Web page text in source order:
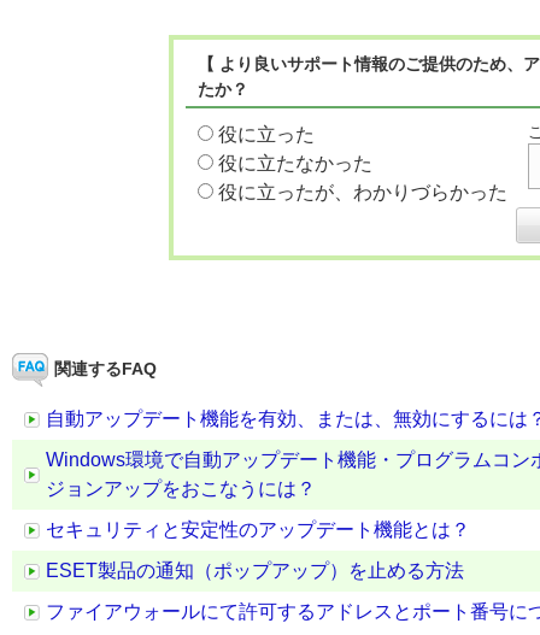
【 より良いサポート情報のご提供のため
たか？
役に立った
役に立たなかった
役に立ったが、わかりづらかった
関連するFAQ
自動アップデート機能を有効、または、無効にするには
Windows環境で自動アップデート機能・プログラムコ
ジョンアップをおこなうには？
セキュリティと安定性のアップデート機能とは？
ESET製品の通知（ポップアップ）を止める方法
ファイアウォールにて許可するアドレスとポート番号に